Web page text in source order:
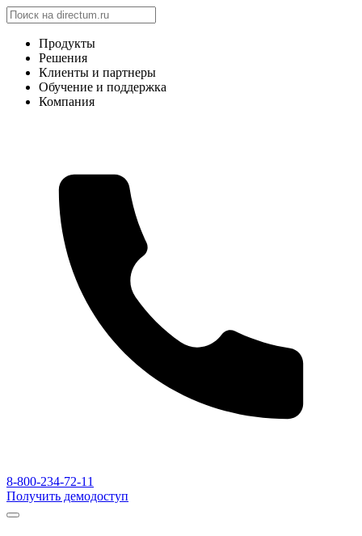
Продукты
Решения
Клиенты и партнеры
Обучение и поддержка
Компания
8-800-234-72-11
Получить демодоступ